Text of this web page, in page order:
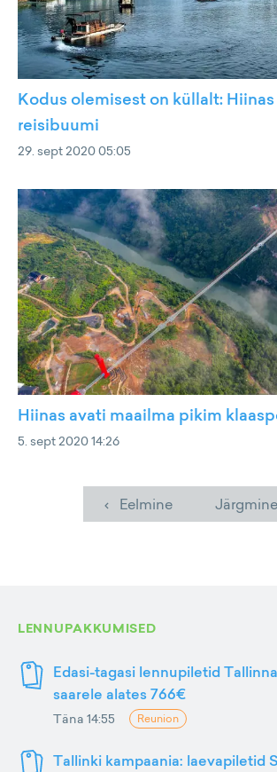
Kodus olemisest on küllalt:
reisibuumi
29. sept 2020 05:05
Hiinas avati maailma pikim
5. sept 2020 14:26
‹ Eelmine
LENNUPAKKUMISED
Edasi-tagasi lennupiletid
saarele alates 766€
Täna 14:55 Reunion
Tallinki kampaania: laevapiletid